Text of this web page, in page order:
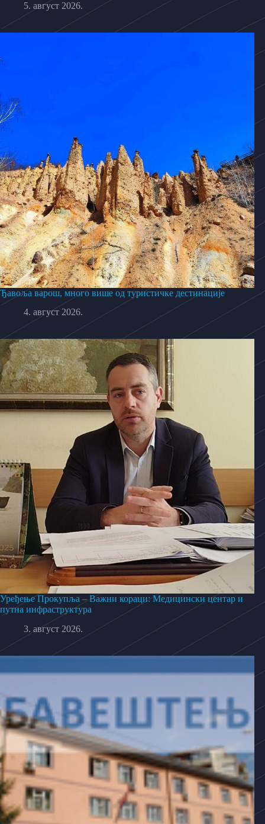
5. август 2026.
Ђавоља варош, много више од туристичке дестинације
4. август 2026.
Уређење Прокупља – Важни кораци: Медицински центар и
путна инфраструктура
3. август 2026.